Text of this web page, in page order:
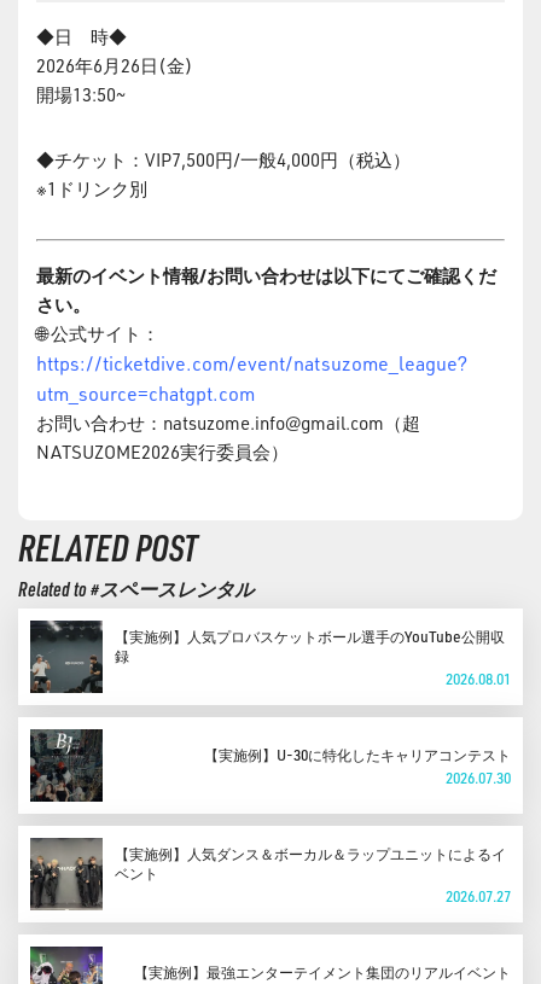
◆日 時◆
2026年6月26日(金)
開場13:50~
◆チケット：VIP7,500円/一般4,000円（税込）
※1ドリンク別
最新のイベント情報/お問い合わせは以下にてご確認くだ
さい。
🌐 公式サイト：
https://ticketdive.com/event/natsuzome_league?
utm_source=chatgpt.com
お問い合わせ： natsuzome.info@gmail.com （超
NATSUZOME2026実行委員会）
RELATED POST
Related to #スペースレンタル
【実施例】人気プロバスケットボール選手のYouTube公開収
録
2026.08.01
【実施例】U-30に特化したキャリアコンテスト
2026.07.30
【実施例】人気ダンス＆ボーカル＆ラップユニットによるイ
ベント
2026.07.27
【実施例】最強エンターテイメント集団のリアルイベント